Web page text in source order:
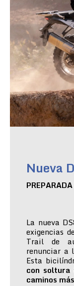
Nueva
La nueva
exigencias
Trail de
renunciar a
Esta
con soltura
caminos